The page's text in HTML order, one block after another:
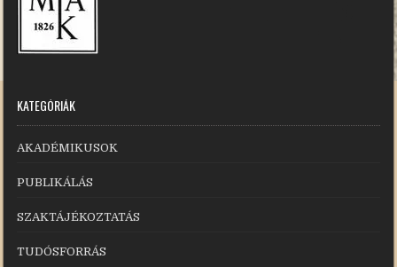
KATEGÓRIÁK
AKADÉMIKUSOK
PUBLIKÁLÁS
SZAKTÁJÉKOZTATÁS
TUDÓSFORRÁS